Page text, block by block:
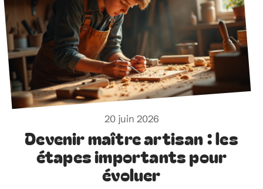
20 juin 2026
Devenir maître artisan : les
étapes importants pour
évoluer